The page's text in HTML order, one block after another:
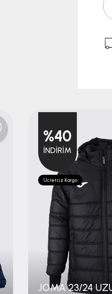
%40
İNDIRIM
Ücretsiz Kargo